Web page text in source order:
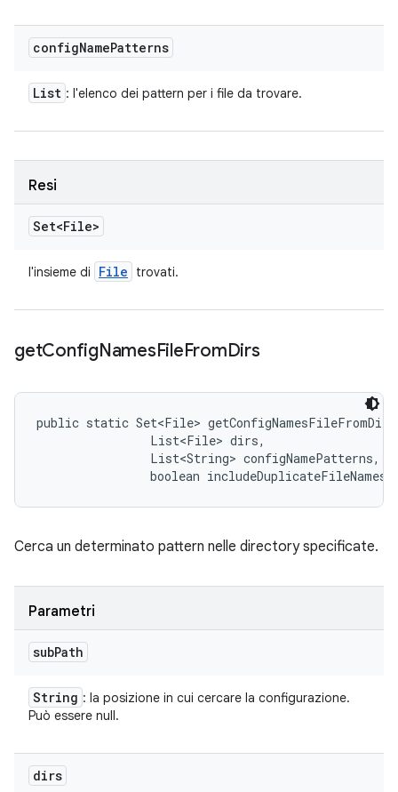
configNamePatterns
List : l'elenco dei pattern per i file da trovare.
Resi
Set<File>
l'insieme di File trovati.
getConfigNamesFileFromDirs
public static Set<File>
                List<File> dirs,
                List<String> configNamePatterns,
                boolean includeDuplicateFileNames)
Cerca un determinato pattern nelle directory specificate.
Parametri
subPath
String : la posizione in cui cercare la configurazione.
Può essere null.
dirs